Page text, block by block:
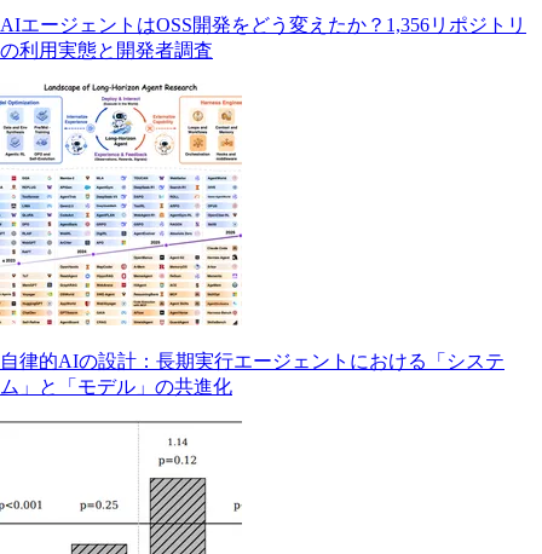
AIエージェントはOSS開発をどう変えたか？1,356リポジトリ
の利用実態と開発者調査
自律的AIの設計：長期実行エージェントにおける「システ
ム」と「モデル」の共進化